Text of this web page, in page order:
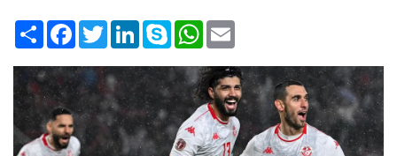
Share
FacebookTwitterLinkedInSkype
WhatsAppEmail